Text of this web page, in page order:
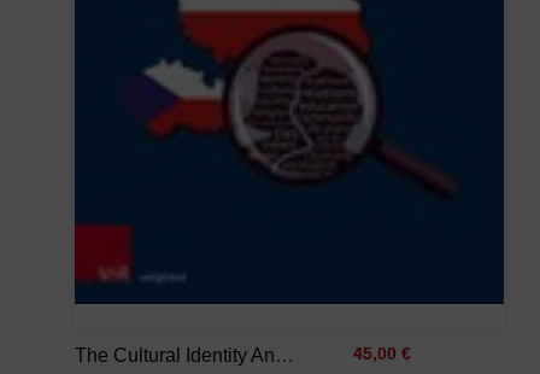
The Cultural Identity And Education Of University Students In Selected East-Central Countries
45,00 €